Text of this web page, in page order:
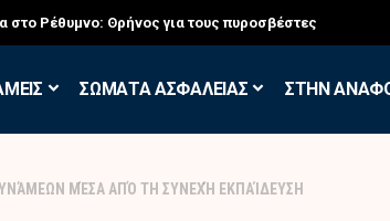
στο Ρέθυμνο: Θρήνος για τους πυροσβέστες
ΣΩΜΑΤΑ ΑΣΦΑΛΕΙΑΣ ΣΤΗΝ
ΜΈΣΑ ΑΠΌ ΤΗ ΣΥΝΕΧΉ ΕΚΠΑΊΔΕΥΣΗ